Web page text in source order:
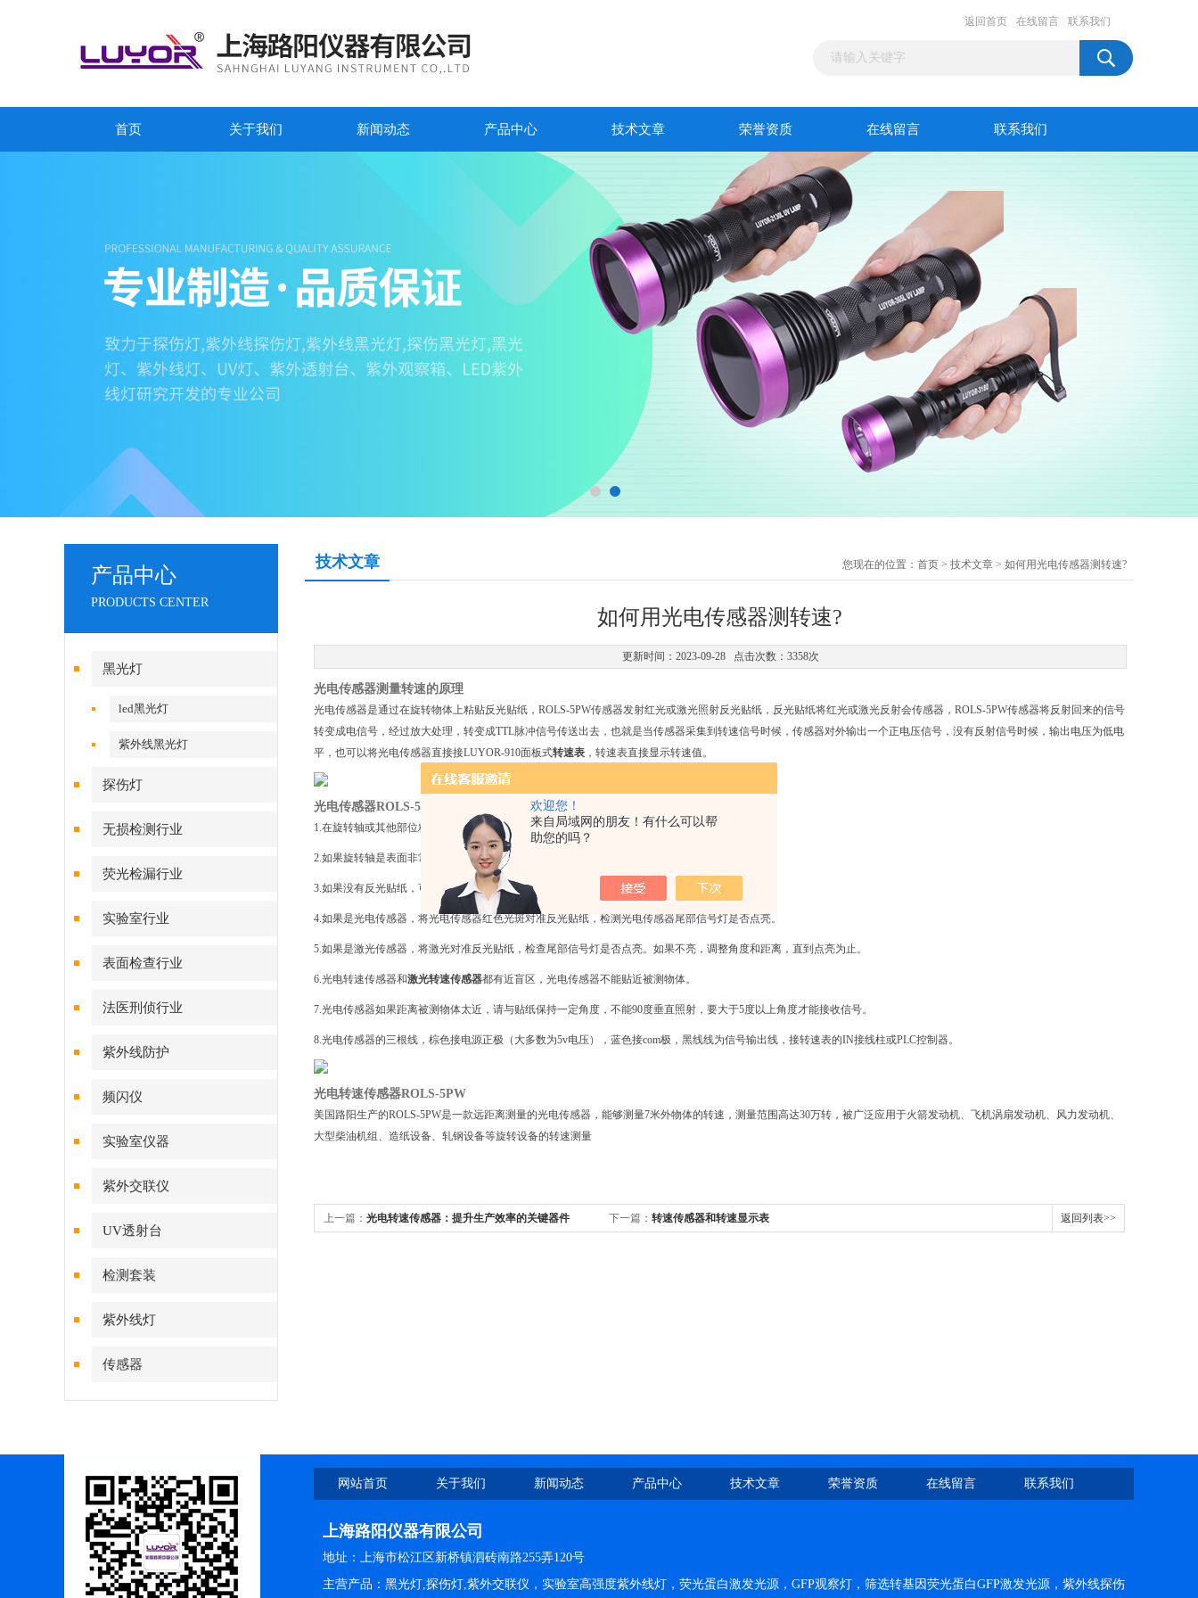
欢迎您！
来自局域网的朋友！有什么可以帮
助您的吗？
返回首页 在线留言 联系我们
首页 关于我们 新闻动态 产品中心 技术文章 荣誉资质 在线留言 联系我们
产品中心
PRODUCTS CENTER
黑光灯
led黑光灯
紫外线黑光灯
探伤灯
无损检测行业
荧光检漏行业
实验室行业
表面检查行业
法医刑侦行业
紫外线防护
频闪仪
实验室仪器
紫外交联仪
UV透射台
检测套装
紫外线灯
传感器
技术文章 您现在的位置： 首页 > 技术文章 > 如何用光电传感器测转速?
如何用光电传感器测转速?
更新时间：2023-09-28 点击次数：3358次
光电传感器测量转速的原理
光电传感器是通过在旋转物体上粘贴反光贴纸，ROLS-5PW传感器发射红光或激光照射反光贴纸，反光贴纸将红光或激光反射会传感器，ROLS-5PW传感器将反射回来的信号
转变成电信号，经过放大处理，转变成TTL脉冲信号传送出去，也就是当传感器采集到转速信号时候，传感器对外输出一个正电压信号，没有反射信号时候，输出电压为低电
平，也可以将光电传感器直接接LUYOR-910面板式转速表 ，转速表直接显示转速值。
光电传感器ROLS-5PW测量转速的步骤:
1.在旋转轴或其他部位粘贴10x10mm左右的反光贴纸。
2.如果旋转轴是表面非常亮的金属件，也可以把表面涂黑再贴反光贴纸。
3.如果没有反光贴纸，可以用比较亮的白色记号笔在表面做标记。
4.如果是光电传感器，将光电传感器红色光斑对准反光贴纸，检测光电传感器尾部信号灯是否点亮。
5.如果是激光传感器，将激光对准反光贴纸，检查尾部信号灯是否点亮。如果不亮，调整角度和距离，直到点亮为止。
6.光电转速传感器和激光转速传感器都有近盲区，光电传感器不能贴近被测物体。
7.光电传感器如果距离被测物体太近，请与贴纸保持一定角度，不能90度垂直照射，要大于5度以上角度才能接收信号。
8.光电传感器的三根线，棕色接电源正极（大多数为5v电压），蓝色接com极，黑线线为信号输出线，接转速表的IN接线柱或PLC控制器。
光电转速传感器ROLS-5PW
美国路阳生产的ROLS-5PW是一款远距离测量的光电传感器，能够测量7米外物体的转速，测量范围高达30万转，被广泛应用于火箭发动机、飞机涡扇发动机、风力发动机、
大型柴油机组、造纸设备、轧钢设备等旋转设备的转速测量
上一篇： 光电转速传感器：提升生产效率的关键器件 下一篇： 转速传感器和转速显示表 返回列表>>
网站首页 关于我们 新闻动态 产品中心 技术文章 荣誉资质 在线留言 联系我们
上海路阳仪器有限公司
地址：上海市松江区新桥镇泗砖南路255弄120号
主营产品：黑光灯,探伤灯,紫外交联仪，实验室高强度紫外线灯，荧光蛋白激发光源，GFP观察灯，筛选转基因荧光蛋白GFP激发光源，紫外线探伤